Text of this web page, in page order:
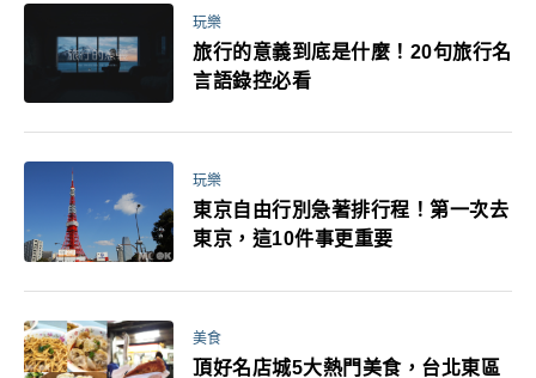
玩樂
旅行的意義到底是什麼！20句旅行名
言語錄控必看
玩樂
東京自由行別急著排行程！第一次去
東京，這10件事更重要
美食
頂好名店城5大熱門美食，台北東區